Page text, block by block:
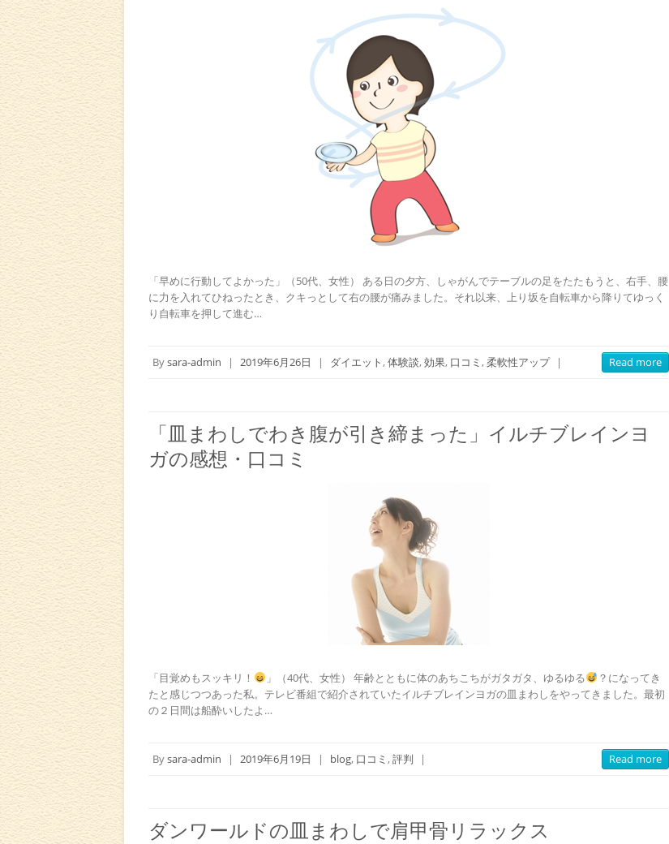
「早めに行動してよかった」（50代、女性） ある日の夕方、しゃがんでテーブルの足をたたもうと、右手、腰
に力を入れてひねったとき、クキっとして右の腰が痛みました。それ以来、上り坂を自転車から降りてゆっく
り自転車を押して進む…
Bysara-admin | 2019年6月26日 | ダイエット,体験談,効果, 口コミ ,柔軟性アップ | Read more
「皿まわしでわき腹が引き締まった」イルチブレインヨ
ガの感想・口コミ
「目覚めもスッキリ！ 」（40代、女性） 年齢とともに体のあちこちがガタガタ、ゆるゆる
？になってき
たと感じつつあった私。テレビ番組で紹介されていたイルチブレインヨガの皿まわしをやってきました。最初
の２日間は船酔いしたよ…
Bysara-admin | 2019年6月19日 | blog, 口コミ ,評判 | Read more
ダンワールドの皿まわしで肩甲骨リラックス